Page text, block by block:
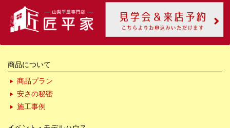
商品について
商品プラン
安さの秘密
施工事例